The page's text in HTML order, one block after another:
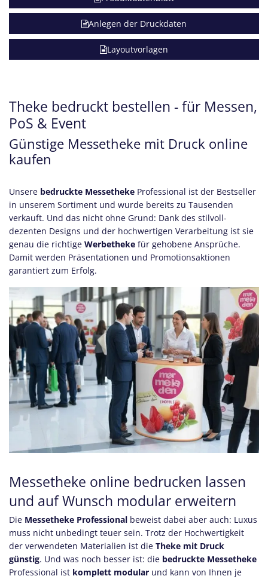
Anlegen der Druckdaten
Layoutvorlagen
Theke bedruckt bestellen - für Messen,
PoS & Event
Günstige Messetheke mit Druck online
kaufen
Unsere bedruckte Messetheke Professional ist der Bestseller
in unserem Sortiment und wurde bereits zu Tausenden
verkauft. Und das nicht ohne Grund: Dank des stilvoll-
dezenten Designs und der hochwertigen Verarbeitung ist sie
genau die richtige Werbetheke für gehobene Ansprüche.
Damit werden Präsentationen und Promotionsaktionen
garantiert zum Erfolg.
Messetheke online bedrucken lassen
und auf Wunsch modular erweitern
Die Messetheke Professional beweist dabei aber auch: Luxus
muss nicht unbedingt teuer sein. Trotz der Hochwertigkeit
der verwendeten Materialien ist die Theke mit Druck
günstig. Und was noch besser ist: die bedruckte Messetheke
Professional ist komplett modular und kann von Ihnen je